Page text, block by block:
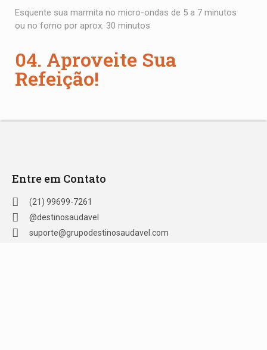
Esquente sua marmita no micro-ondas de 5 a 7 minutos
ou no forno por aprox. 30 minutos
04. Aproveite Sua
Refeição!
Entre em Contato
(21) 99699-7261
@destinosaudavel
suporte@grupodestinosaudavel.com